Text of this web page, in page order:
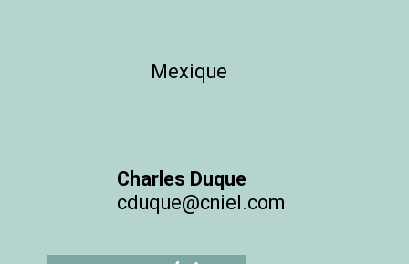
Charles Duque
cduque@cniel.com
Mexique